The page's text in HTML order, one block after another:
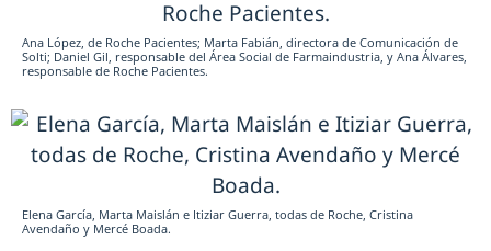
Ana López, de Roche Pacientes; Marta Fabián, directora de Comunicación de
Solti; Daniel Gil, responsable del Área Social de Farmaindustria, y Ana Álvares,
responsable de Roche Pacientes.
Elena García, Marta Maislán e Itiziar Guerra, todas de Roche, Cristina
Avendaño y Mercé Boada.